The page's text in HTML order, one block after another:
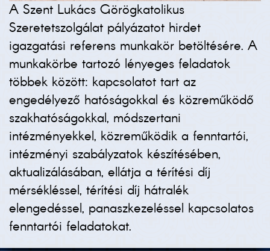
A Szent Lukács Görögkatolikus
Szeretetszolgálat pályázatot hirdet
igazgatási referens munkakör betöltésére. A
munkakörbe tartozó lényeges feladatok
többek között: kapcsolatot tart az
engedélyező hatóságokkal és közreműködő
szakhatóságokkal, módszertani
intézményekkel, közreműködik a fenntartói,
intézményi szabályzatok készítésében,
aktualizálásában, ellátja a térítési díj
mérsékléssel, térítési díj hátralék
elengedéssel, panaszkezeléssel kapcsolatos
fenntartói feladatokat.